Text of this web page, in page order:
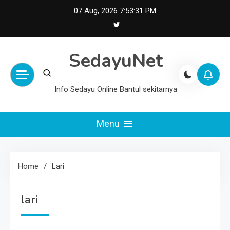
07 Aug, 2026 7:53:31 PM
SedayuNet
Info Sedayu Online Bantul sekitarnya
Menu
Home Lari
lari